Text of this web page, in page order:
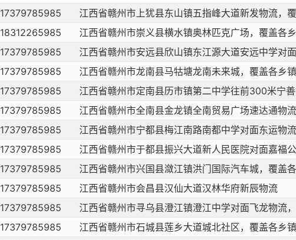
17379785985 江西省赣州市上犹县东山镇五指峰大道新发物流，
18312265985 江西省赣州市崇义县横水镇奥林匹克广场，覆盖各
17379785985 江西省赣州市安远县欣山镇东江源大道安远中学对面
17379785985 江西省赣州市龙南县马牯塘龙南未来城，覆盖各乡镇
17379785985 江西省赣州市定南县历市镇第二中学往前300米宁
17379785985 江西省赣州市全南县金龙镇全南贸易广场速达通物
17379785985 江西省赣州市宁都县梅江南路南都中学对面东运物
17379785985 江西省赣州市于都县振兴大道新人民医院对面嘉福
17379785985 江西省赣州市兴国县潋江镇洪门国际汽车城，覆盖
17379785985 江西省赣州市会昌县汉仙大道汉林华府新辰物流
17379785985 江西省赣州市寻乌县澄江镇澄江中学对面飞龙物流
17379785985 江西省赣州市石城县莲乡大道城北社区，覆盖各乡镇